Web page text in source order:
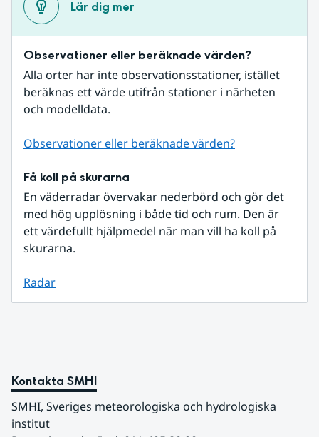
Lär dig mer
Observationer eller beräknade värden?
Alla orter har inte observationsstationer, istället
beräknas ett värde utifrån stationer i närheten
och modelldata.
Observationer eller beräknade värden?
Få koll på skurarna
En väderradar övervakar nederbörd och gör det
med hög upplösning i både tid och rum. Den är
ett värdefullt hjälpmedel när man vill ha koll på
skurarna.
Radar
Kontakta SMHI
SMHI, Sveriges meteorologiska och hydrologiska
institut